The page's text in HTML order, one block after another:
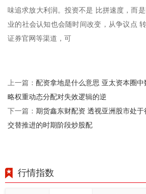
味追求放大利润。投资不是 比拼速度，而
业的社会认知也会随时间改变，从争议点
证券官网等渠道，可
上一篇： 配资拿地是什么意思 亚太资本圈
略权重动态分配对失效逻辑的逆
下一篇： 期货鑫东财配资 透视亚洲股市处
交替推进的时期阶段炒股配
行情指数